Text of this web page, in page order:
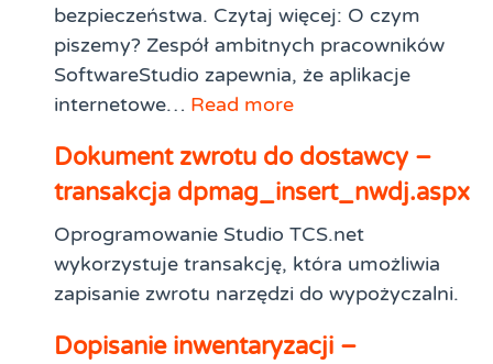
bezpieczeństwa. Czytaj więcej: O czym
piszemy? Zespół ambitnych pracowników
SoftwareStudio zapewnia, że aplikacje
internetowe… Read more
Dokument zwrotu do dostawcy –
transakcja dpmag_insert_nwdj.aspx
Oprogramowanie Studio TCS.net
wykorzystuje transakcję, która umożliwia
zapisanie zwrotu narzędzi do wypożyczalni.
Dopisanie inwentaryzacji –